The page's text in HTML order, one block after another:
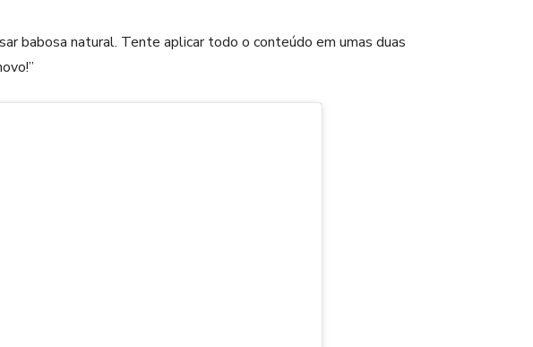
babosa natural. Tente aplicar todo o conteúdo em umas duas